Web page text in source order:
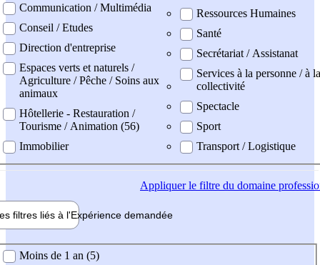
Communication / Multimédia
Conseil / Etudes
Direction d'entreprise
Espaces verts et naturels /
Agriculture / Pêche / Soins aux
animaux
Hôtellerie - Restauration /
Tourisme / Animation (56)
Immobilier
Ressources Humaines
Santé
Secrétariat / Assistanat
Services à la personne / à la
collectivité
Spectacle
Sport
Transport / Logistique
Appliquerle filtre du domaine
filtres liés à l'Expérience demandée
demandée
Moins de 1 an (5)